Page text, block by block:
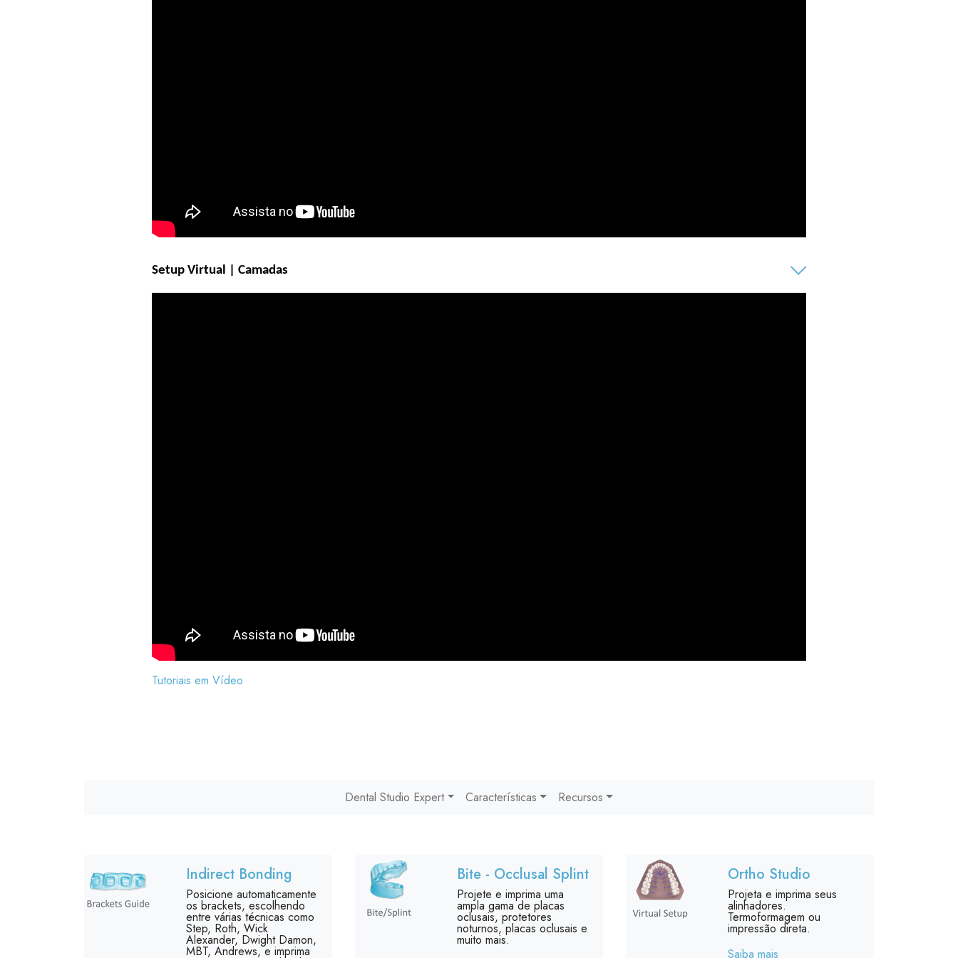
Setup Virtual | Camadas
Tutoriais em Vídeo
Dental Studio Expert Características Recursos
Ortho Studio
Projeta e imprima seus
alinhadores.
Termoformagem ou
impressão direta.
Saiba mais
Indirect Bonding
Posicione automaticamente
os brackets, escolhendo
entre várias técnicas como
Step, Roth, Wick
Alexander, Dwight Damon,
MBT, Andrews, e imprima
Bite - Occlusal Splint
Projete e imprima uma
ampla gama de placas
oclusais, protetores
noturnos, placas oclusais e
muito mais.